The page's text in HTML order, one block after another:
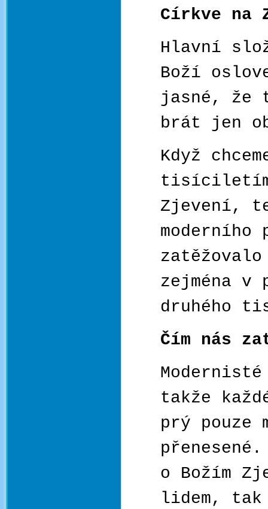
Církve na
Hlavní
Boží
jasné, že
brát jen
Když
tisíciletím
Zjevení,
zejména
druhého
Čím nás
takže
prý pouze
o Božím
lidem, tak